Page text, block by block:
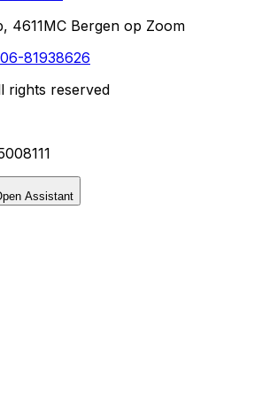
4611MC Bergen op Zoom
81938626
rights reserved
Assistant